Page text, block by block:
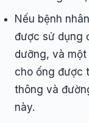
Nếu bệnh
được sử dụng
dưỡng, và
cho ống được
thông và
này.